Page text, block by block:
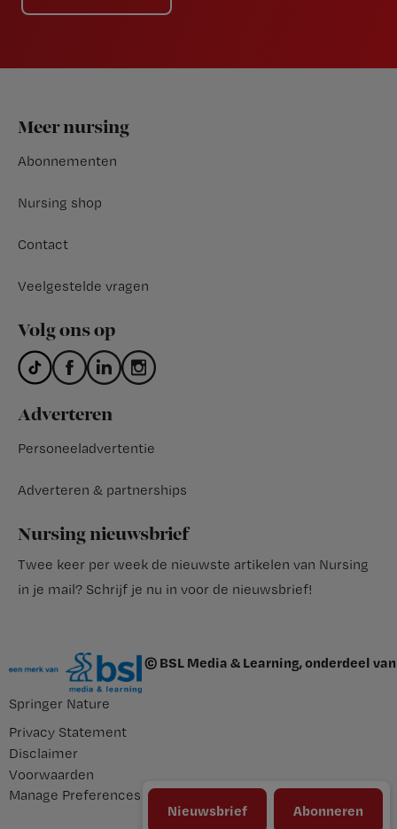
Nieuwsbrief Abonneren
Footer
Meer nursing
Abonnementen
Nursing shop
Contact
Veelgestelde vragen
Volg ons op
Adverteren
Personeeladvertentie
Adverteren & partnerships
Nursing nieuwsbrief
Twee keer per week de nieuwste artikelen van Nursing
in je mail? Schrijf je nu in voor de nieuwsbrief!
© BSL Media & Learning, onderdeel van
Springer Nature
Privacy Statement
Disclaimer
Voorwaarden
Manage Preferences